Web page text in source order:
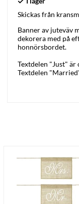
Skickas från
Banner av juteväv
dekorera med på
honnörsbordet.
Textdelen "Just" är
Textdelen